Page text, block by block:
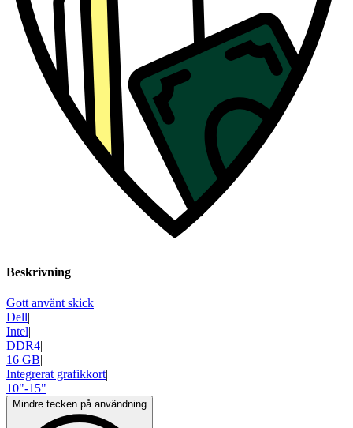
Beskrivning
Gott använt skick|
Dell|
Intel|
DDR4|
16 GB|
Integrerat grafikkort|
10"-15"
Mindre tecken på användning